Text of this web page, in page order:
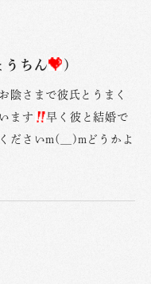
うちん )
お陰さまで彼氏とうまく
ます
早く彼と結婚で
ださいm(__)mどうかよ